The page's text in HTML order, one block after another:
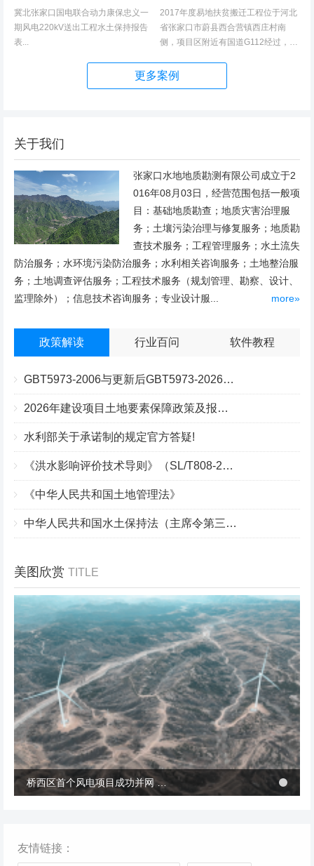
冀北张家口国电联合动力康保忠义一
期风电220kV送出工程水土保持报告
表...
2017年度易地扶贫搬迁工程位于河北
省张家口市蔚县西合营镇西庄村南
侧，项目区附近有国道G112经过，交
位置优越。项目地理位置图见附图1。
项目总占地面积14.82hm2,...
更多案例
关于我们
张家口水地地质勘测有限公司成立于2
016年08月03日，经营范围包括一般项
目：基础地质勘查；地质灾害治理服
务；土壤污染治理与修复服务；地质勘
查技术服务；工程管理服务；水土流失
防治服务；水环境污染防治服务；水利相关咨询服务；土地整治服
务；土地调查评估服务；工程技术服务（规划管理、勘察、设计、
监理除外）；信息技术咨询服务；专业设计服...
more»
政策解读 行业百问 软件教程
GBT5973-2006与更新后GBT5973-2026区别你知道几点？
2026年建设项目土地要素保障政策及报批流程
水利部关于承诺制的规定官方答疑!
《洪水影响评价技术导则》（SL/T808-2025）核心解读
《中华人民共和国土地管理法》
中华人民共和国水土保持法（主席令第三十九号）
美图欣赏 TITLE
桥西区首个风电项目成功并网 助力绿电转型与乡村共富
冬季张北风景 桥西区首个风电项目成功并网 助力绿电转型与乡村共富
友情链接：